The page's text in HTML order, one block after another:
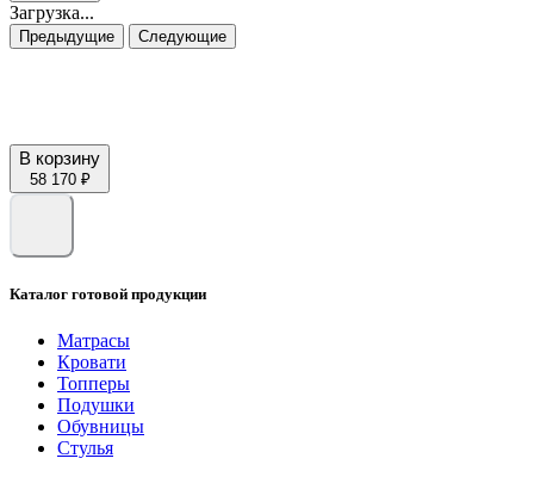
Загрузка...
Предыдущие Следующие
В корзину
58 170 ₽
Каталог готовой продукции
Матрасы
Кровати
Топперы
Подушки
Обувницы
Стулья